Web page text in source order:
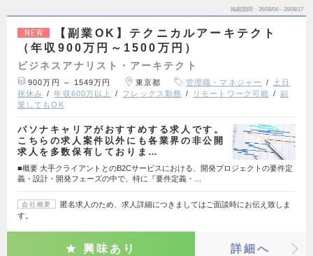
掲載期間 26/08/04～26/08/17
NEW
【副業OK】テクニカルアーキテクト
（年収900万円～1500万円）
ビジネスアナリスト・アーキテクト
900万円 ～ 1549万円 東京都 管理職・マネジャー
土日
祝休み
年収600万以上 フレックス勤務 リモートワーク可能
副
業してもOK
パソナキャリアがおすすめする求人です。
こちらの求人案件以外にも各業界の非公開
求人を多数保有しておりま…
■概要 大手クライアントとのB2Cサービスにおける、開発プロジェクトの要件定
義・設計・開発フェーズの中で、特に『要件定義・…
会社概要
匿名求人のため、求人詳細につきましてはご面談時にお伝え致しま
す。
興味あり 詳細へ